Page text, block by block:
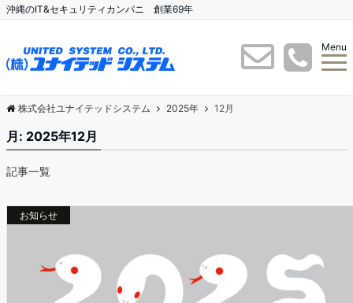
沖縄のIT&セキュリティカンパニ 創業69年
Menu
株式会社ユナイテッドシステム 2025年 12月
月: 2025年12月
記事一覧
お知らせ